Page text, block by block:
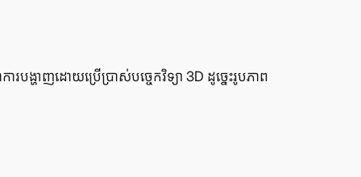
ង្ហាញ​ដោយ​ប្រើ​ប្រាស់​បច្ចេកវិទ្យា 3D ដូច្នេះ​រូបភាព​